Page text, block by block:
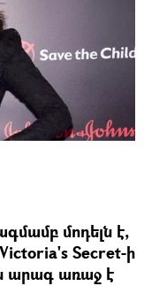
մոդելն է,
Secret-ի
արագ առաջ է